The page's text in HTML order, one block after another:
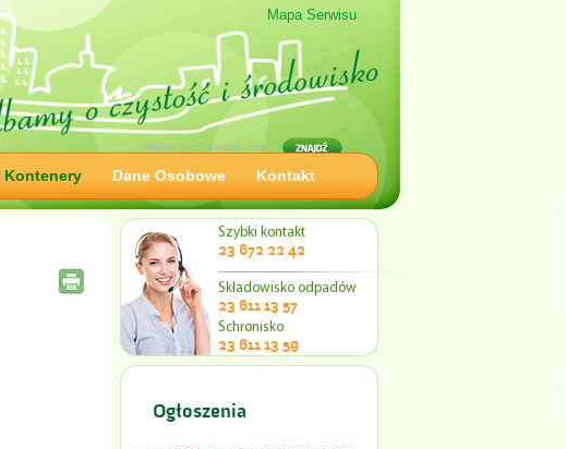
Mapa Serwisu
Kontenery Dane Osobowe Kontakt
Szybki kontakt
23 672 22 42
Składowisko odpadów
23 611 13 57
Schronisko
23 611 13 59
Ogłoszenia